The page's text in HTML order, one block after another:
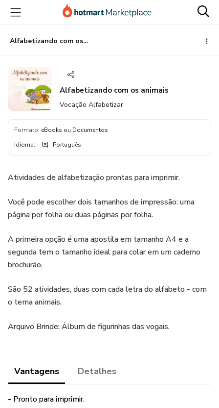
para
conteúdo
principal
para
pagamento
para
rodapé
Alfabetizando com os animais
Alfabetizando com os animais
Vocação Alfabetizar
Formato: eBooks ou Documentos
Idioma: Português
Atividades de alfabetização prontas para imprimir.
Você pode escolher dois tamanhos de impressão: uma
página por folha ou duas páginas por folha.
A primeira opção é uma apostila em tamanho A4 e a
segunda tem o tamanho ideal para colar em um caderno
brochurão.
São 52 atividades, duas com cada letra do alfabeto - com
o tema animais.
Arquivo Brinde: Álbum de figurinhas das vogais.
Vantagens Detalhes
- Pronto para imprimir.